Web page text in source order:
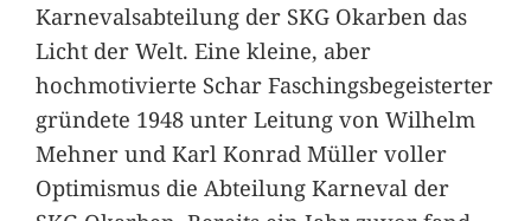
Karnevalsabteilung der SKG Okarben das
Licht der Welt. Eine kleine, aber
hochmotivierte Schar Faschingsbegeisterter
gründete 1948 unter Leitung von Wilhelm
Mehner und Karl Konrad Müller voller
Optimismus die Abteilung Karneval der